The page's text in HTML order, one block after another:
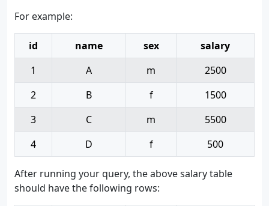
For example:
id name sex
salary
1
A m
2500
2
B f
1500
3
C m
5500
4
D f 500
After running your query, the above salary table
should have the following rows: